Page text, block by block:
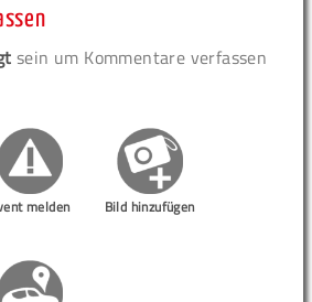
sein um Kommentare verfassen
melden Bild hinzufügen